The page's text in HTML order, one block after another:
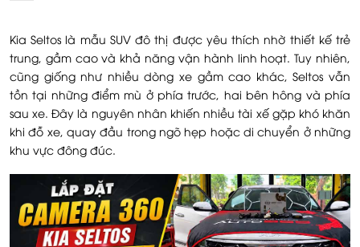
Kia Seltos là mẫu SUV đô thị được yêu thích nhờ thiết kế trẻ
trung, gầm cao và khả năng vận hành linh hoạt. Tuy nhiên,
cũng giống như nhiều dòng xe gầm cao khác, Seltos vẫn
tồn tại những điểm mù ở phía trước, hai bên hông và phía
sau xe. Đây là nguyên nhân khiến nhiều tài xế gặp khó khăn
khi đỗ xe, quay đầu trong ngõ hẹp hoặc di chuyển ở những
khu vực đông đúc.